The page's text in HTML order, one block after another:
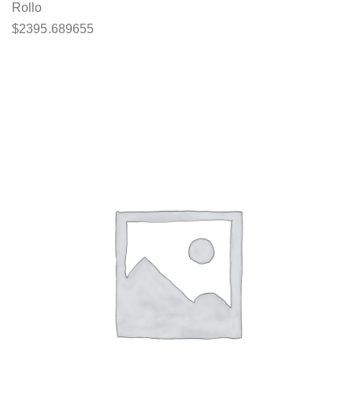
Rollo
$2395.689655